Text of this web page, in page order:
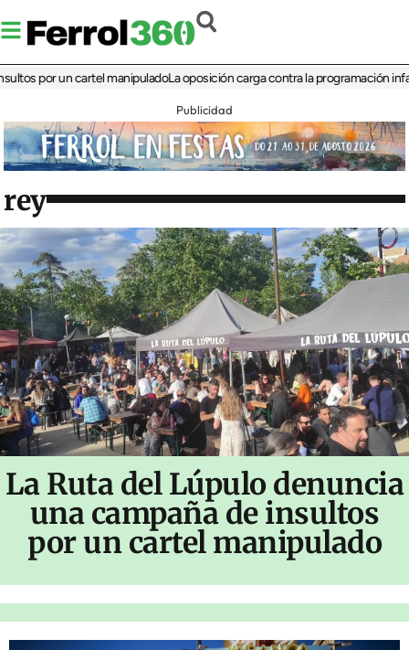
un cartel manipuladoLa oposición carga contra la programación infantil de
Publicidad
rey
La Ruta del Lúpulo denuncia
una campaña de insultos
por un cartel manipulado